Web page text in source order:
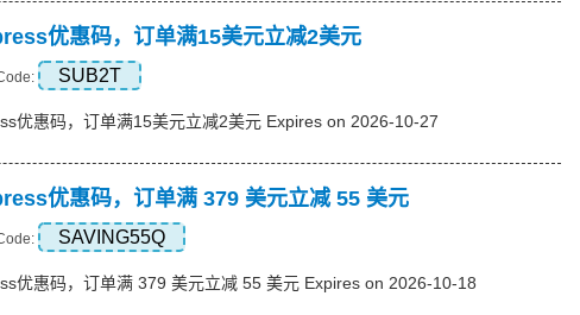
优惠码，订单满15美元立减2美元
SUB2T
优惠码，订单满15美元立减2美元 Expires on 2026-10-27
优惠码，订单满 379 美元立减 55 美元
SAVING55Q
优惠码，订单满 379 美元立减 55 美元 Expires on 2026-10-18